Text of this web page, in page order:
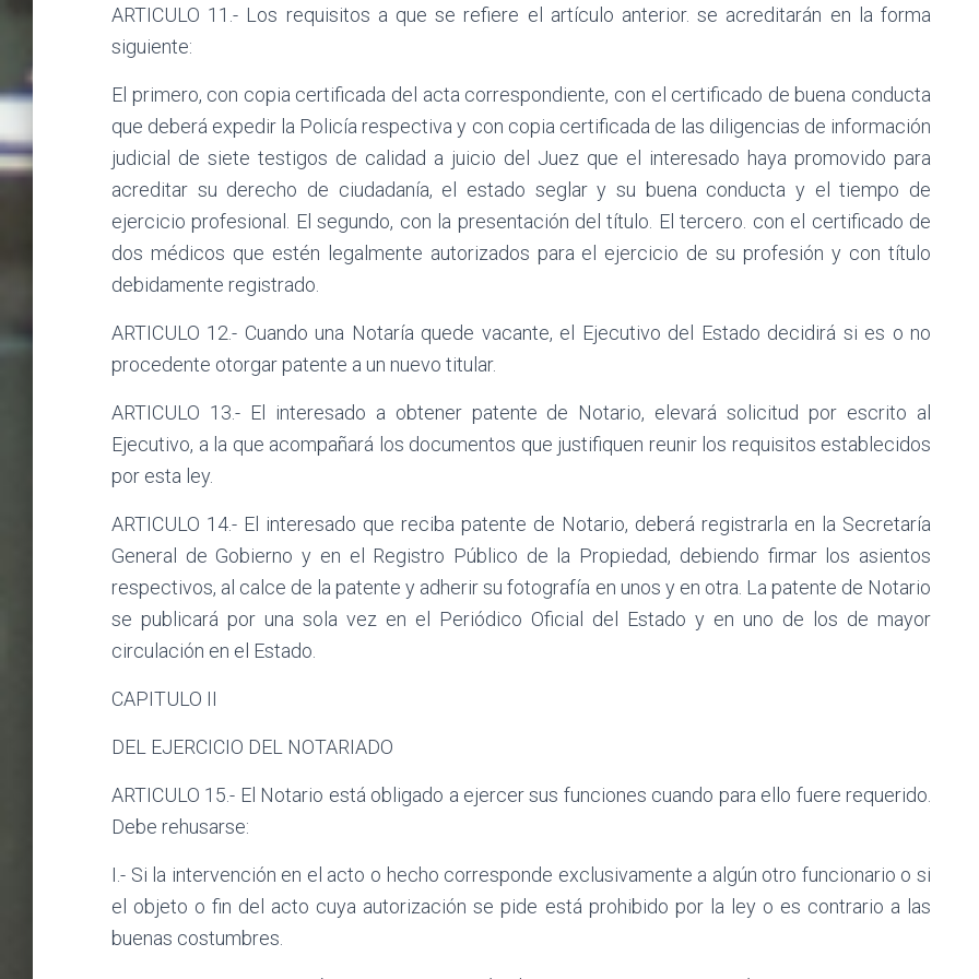
ARTICULO 11.- Los requisitos a que se refiere el artículo anterior. se acreditarán en la forma
siguiente:
El primero, con copia certificada del acta correspondiente, con el certificado de buena conducta
que deberá expedir la Policía respectiva y con copia certificada de las diligencias de información
judicial de siete testigos de calidad a juicio del Juez que el interesado haya promovido para
acreditar su derecho de ciudadanía, el estado seglar y su buena conducta y el tiempo de
ejercicio profesional. El segundo, con la presentación del título. El tercero. con el certificado de
dos médicos que estén legalmente autorizados para el ejercicio de su profesión y con título
debidamente registrado.
ARTICULO 12.- Cuando una Notaría quede vacante, el Ejecutivo del Estado decidirá si es o no
procedente otorgar patente a un nuevo titular.
ARTICULO 13.- El interesado a obtener patente de Notario, elevará solicitud por escrito al
Ejecutivo, a la que acompañará los documentos que justifiquen reunir los requisitos establecidos
por esta ley.
ARTICULO 14.- El interesado que reciba patente de Notario, deberá registrarla en la Secretaría
General de Gobierno y en el Registro Público de la Propiedad, debiendo firmar los asientos
respectivos, al calce de la patente y adherir su fotografía en unos y en otra. La patente de Notario
se publicará por una sola vez en el Periódico Oficial del Estado y en uno de los de mayor
circulación en el Estado.
CAPITULO II
DEL EJERCICIO DEL NOTARIADO
ARTICULO 15.- El Notario está obligado a ejercer sus funciones cuando para ello fuere requerido.
Debe rehusarse:
I.- Si la intervención en el acto o hecho corresponde exclusivamente a algún otro funcionario o si
el objeto o fin del acto cuya autorización se pide está prohibido por la ley o es contrario a las
buenas costumbres.